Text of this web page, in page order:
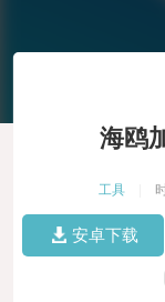
海鸥
工具
安卓下载